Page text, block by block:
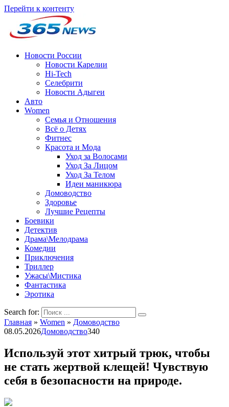
Перейти к контенту
Новости России
Новости Карелии
Hi-Tech
Селебрити
Новости Адыгеи
Авто
Women
Семья и Отношения
Всё о Детях
Фитнес
Красота и Мода
Уход за Волосами
Уход За Лицом
Уход За Телом
Идеи маникюра
Домоводство
Здоровье
Лучшие Рецепты
Боевики
Детектив
Драма\Мелодрама
Комедии
Приключения
Триллер
Ужасы\Мистика
Фантастика
Эротика
Search for:
Главная » Women » Домоводство
08.05.2026Домоводство340
Используй этот хитрый трюк, чтобы
не стать жертвой клещей! Чувствую
себя в безопасности на природе.